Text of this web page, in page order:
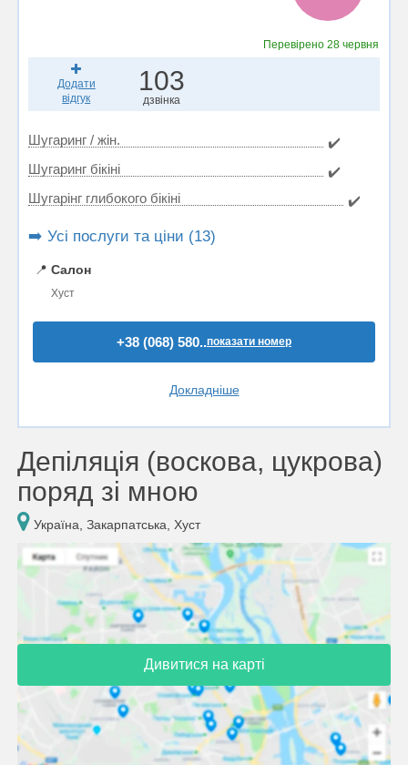
Перевірено28 червня
Додати
відгук
103
дзвінка
Шугаринг / жін.
✔️
Шугаринг бікіні
✔️
Шугарінг глибокого бікіні
✔️
➡️ Усі послуги та ціни (13)
📍 Салон
Хуст
+38 (068) 580..показати номер
Докладніше
Депіляція (воскова, цукрова)
поряд зі мною
Україна, Закарпатська, Хуст
Дивитися на карті